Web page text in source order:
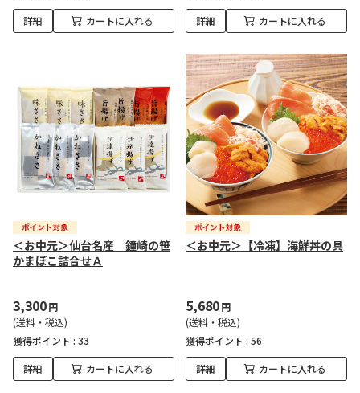
詳細 カートに入れる 詳細 カートに入れる
＜お中元＞仙台名産 鐘崎の笹
かまぼこ詰合せＡ
3,300円
(送料・税込)
獲得ポイント : 33
詳細 カートに入れる
＜お中元＞【冷凍】海鮮丼の具
5,680円
(送料・税込)
獲得ポイント : 56
詳細 カートに入れる